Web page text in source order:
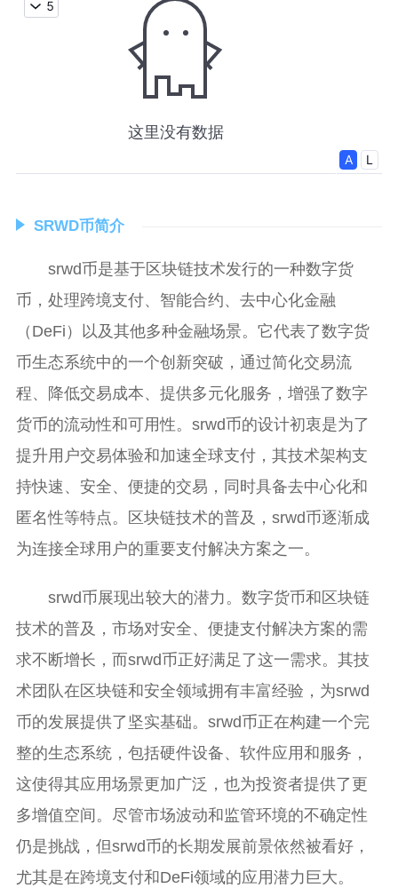
SRWD币简介
srwd币是基于区块链技术发行的一种数字货
币，处理跨境支付、智能合约、去中心化金融
（DeFi）以及其他多种金融场景。它代表了数字货
币生态系统中的一个创新突破，通过简化交易流
程、降低交易成本、提供多元化服务，增强了数字
货币的流动性和可用性。srwd币的设计初衷是为了
提升用户交易体验和加速全球支付，其技术架构支
持快速、安全、便捷的交易，同时具备去中心化和
匿名性等特点。区块链技术的普及，srwd币逐渐成
为连接全球用户的重要支付解决方案之一。
srwd币展现出较大的潜力。数字货币和区块链
技术的普及，市场对安全、便捷支付解决方案的需
求不断增长，而srwd币正好满足了这一需求。其技
术团队在区块链和安全领域拥有丰富经验，为srwd
币的发展提供了坚实基础。srwd币正在构建一个完
整的生态系统，包括硬件设备、软件应用和服务，
这使得其应用场景更加广泛，也为投资者提供了更
多增值空间。尽管市场波动和监管环境的不确定性
仍是挑战，但srwd币的长期发展前景依然被看好，
尤其是在跨境支付和DeFi领域的应用潜力巨大。